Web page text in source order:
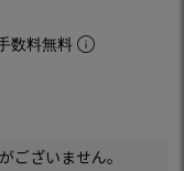
数料無料
ございません。